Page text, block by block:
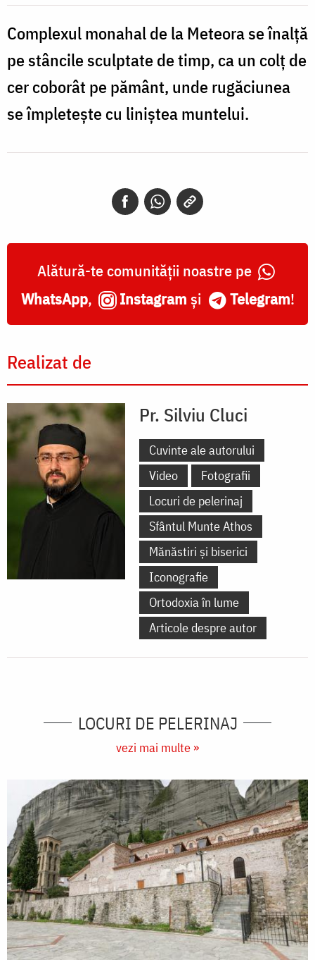
Complexul monahal de la Meteora se înalță
pe stâncile sculptate de timp, ca un colț de
cer coborât pe pământ, unde rugăciunea
se împletește cu liniștea muntelui.
Alătură-te comunității noastre pe
WhatsApp, Instagram și Telegram!
Realizat de
Pr. Silviu Cluci
Cuvinte ale autorului
Video
Fotografii
Locuri de pelerinaj
Sfântul Munte Athos
Mănăstiri și biserici
Iconografie
Ortodoxia în lume
Articole despre autor
LOCURI DE PELERINAJ
vezi mai multe »